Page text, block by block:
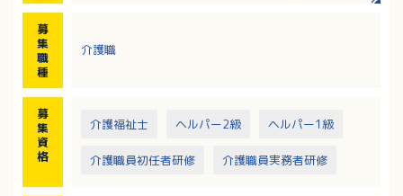
募
集
職
種
介護職
募
集
資
格
介護福祉士 ヘルパー2級 ヘルパー1級
介護職員初任者研修 介護職員実務者研修